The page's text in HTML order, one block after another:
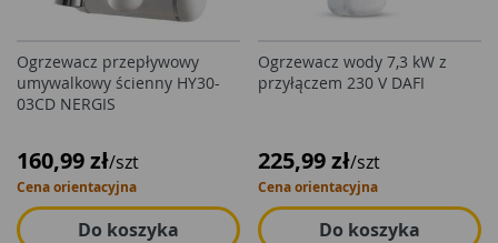
Ogrzewacz przepływowy
umywalkowy ścienny HY30-
03CD NERGIS
160,99 zł/szt
Cena orientacyjna
Do koszyka
Ogrzewacz wody 7,3 kW z
przyłączem 230 V DAFI
225,99 zł/szt
Cena orientacyjna
Do koszyka